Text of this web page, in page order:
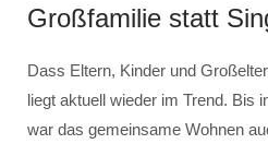
Großfamilie statt
Dass Eltern, Kinder und
liegt aktuell wieder im Trend. Bis
war das gemeinsame Wohnen